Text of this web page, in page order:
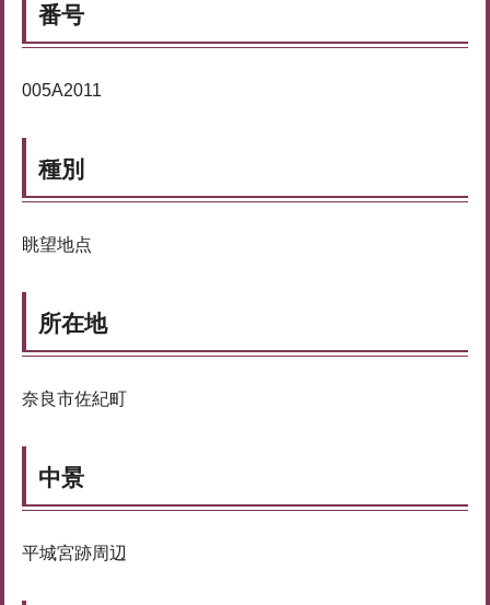
番号
005A2011
種別
眺望地点
所在地
奈良市佐紀町
中景
平城宮跡周辺